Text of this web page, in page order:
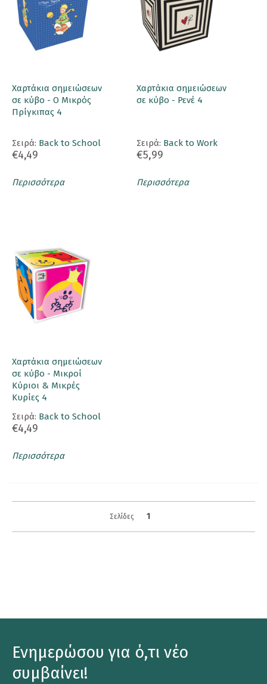
Χαρτάκια σημειώσεων
σε κύβο - Ο Μικρός
Πρίγκιπας 4
Σειρά: Back to School
€4,49
Περισσότερα
Χαρτάκια σημειώσεων
σε κύβο - Ρενέ 4
Σειρά: Back to Work
€5,99
Περισσότερα
Χαρτάκια σημειώσεων
σε κύβο - Μικροί
Κύριοι & Μικρές
Κυρίες 4
Σειρά: Back to School
€4,49
Περισσότερα
Σελίδες 1
Ενημερώσου για ό,τι νέο
συμβαίνει!